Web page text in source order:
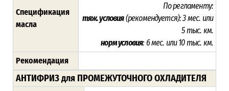
Спецификация
масла
По регламенту:
тяж. условия(рекомендуется): 3 мес. или
5 тыс. км.
норм условия: 6 мес. или 10 тыс. км.
Рекомендация
АНТИФРИЗ для ПРОМЕЖУТОЧНОГО ОХЛАДИТЕЛЯ